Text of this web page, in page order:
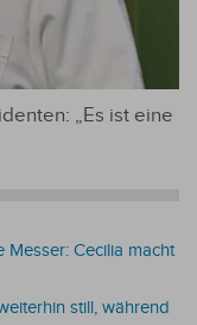
„Es ist eine
Messer: Cecilia macht
still, während